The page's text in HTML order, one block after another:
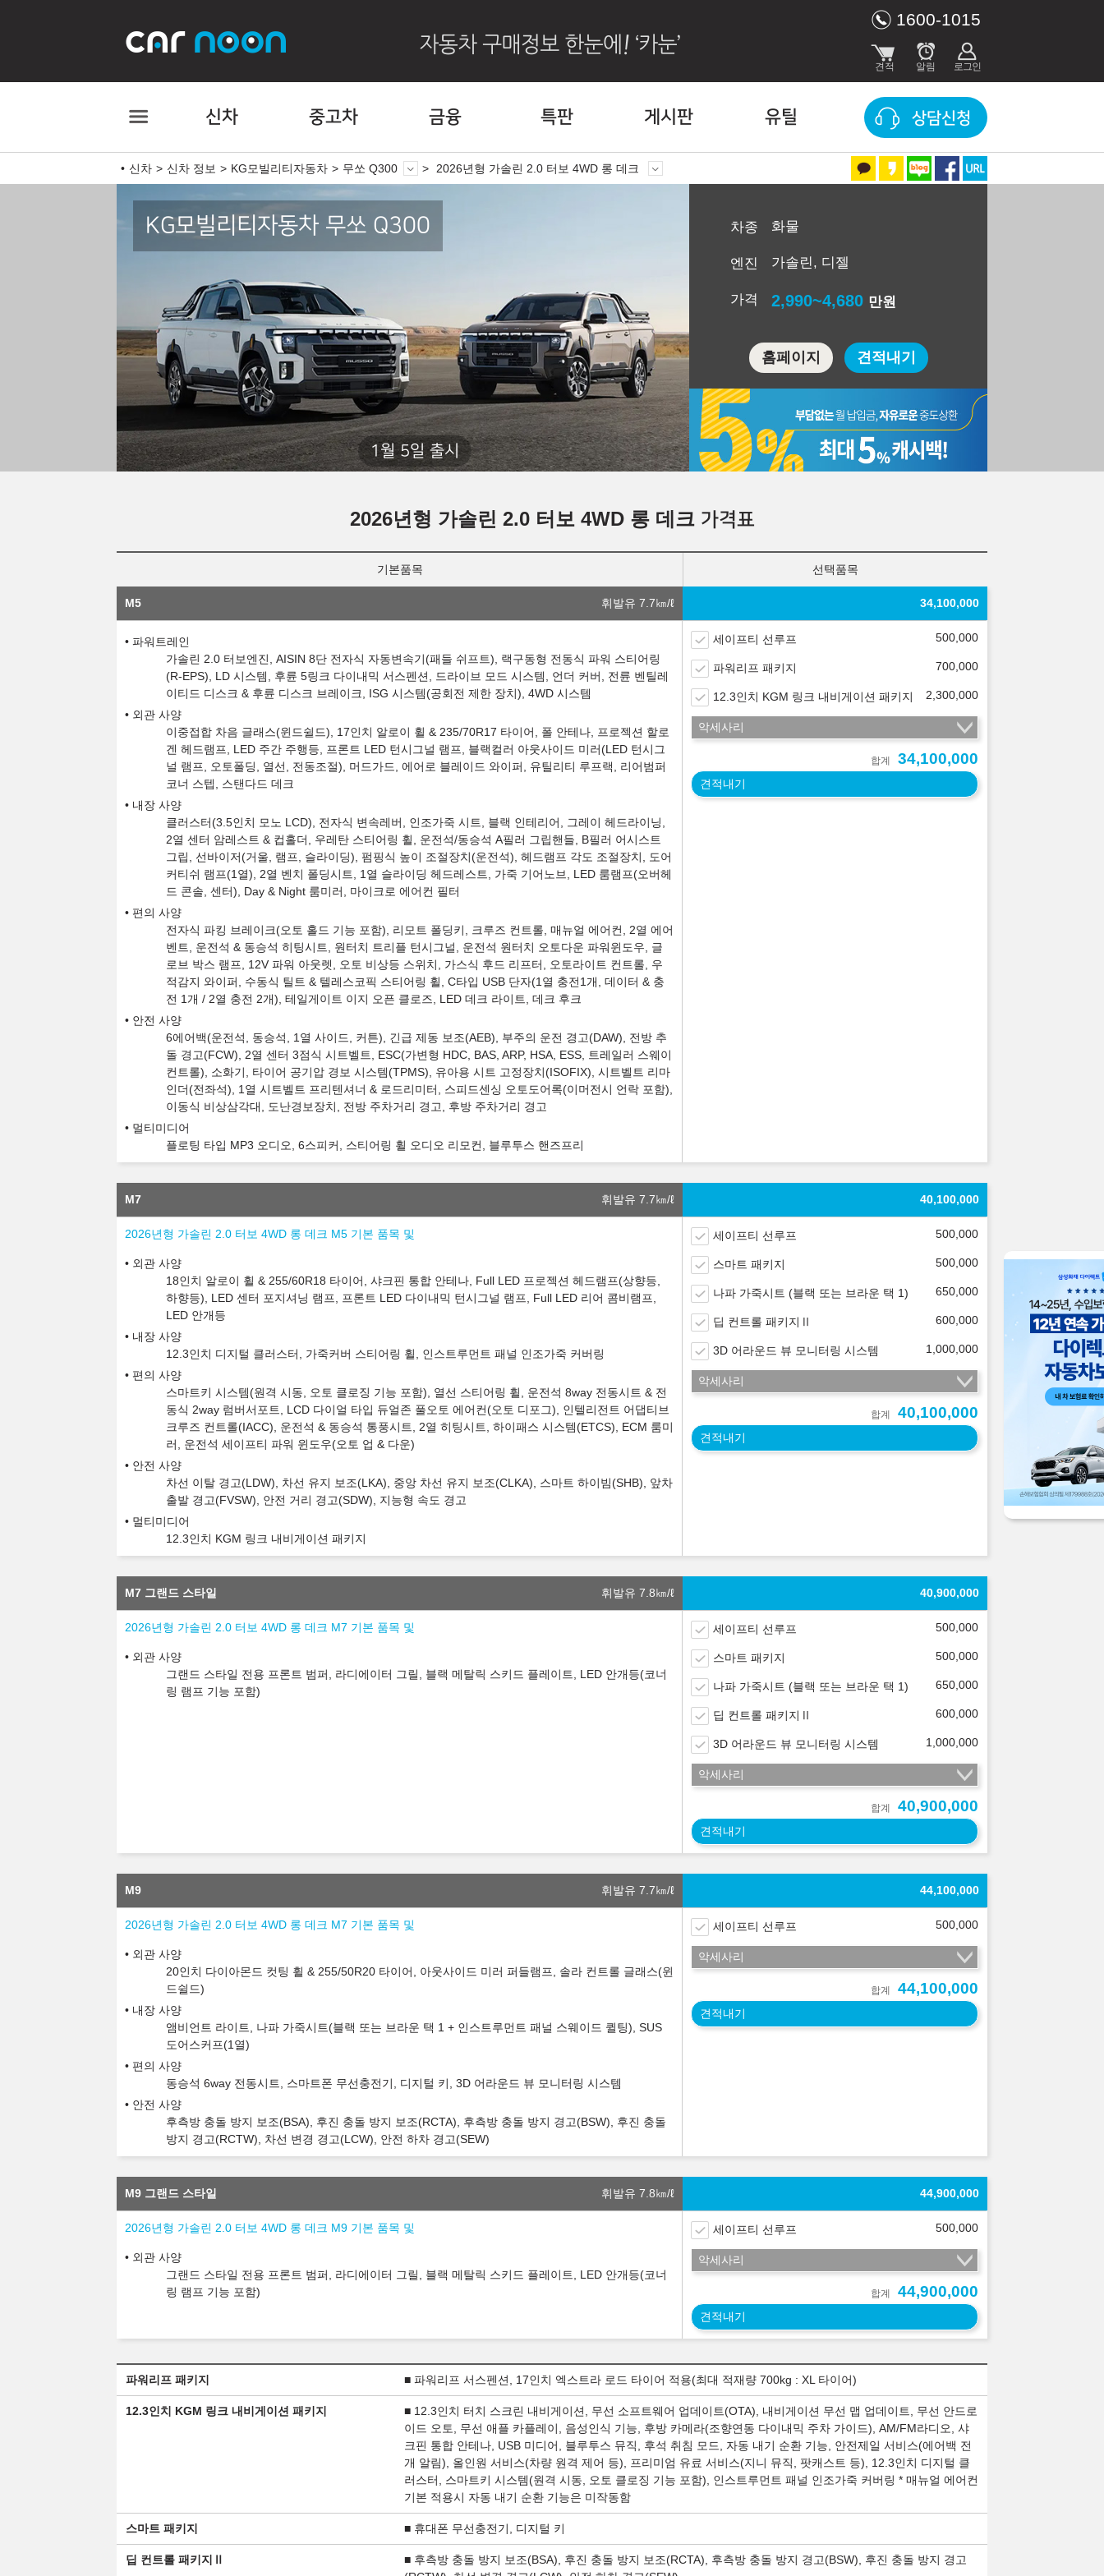
1600-1015
신차 중고차 금융 특판 게시판 유틸 상담신청
신차 신차 정보 KG모빌리티자동차 무쏘 Q300 2026년형 가솔린 2.0 터보 4WD 롱 데크
KG모빌리티자동차 무쏘 Q300
1월 5일 출시
차종 화물
엔진 가솔린, 디젤
가격 2,990~4,680 만원
홈페이지 견적내기
2026년형 가솔린 2.0 터보 4WD 롱 데크가격표
기본품목 선택품목
M5 휘발유 7.7㎞/ℓ 34,100,000
파워트레인
가솔린 2.0 터보엔진, AISIN 8단 전자식 자동변속기(패들 쉬프트), 랙구동형 전동식 파워 스티어링
(R-EPS), LD 시스템, 후륜 5링크 다이내믹 서스펜션, 드라이브 모드 시스템, 언더 커버, 전륜 벤틸레
이티드 디스크 & 후륜 디스크 브레이크, ISG 시스템(공회전 제한 장치), 4WD 시스템
외관 사양
이중접합 차음 글래스(윈드쉴드), 17인치 알로이 휠 & 235/70R17 타이어, 폴 안테나, 프로젝션 할로
겐 헤드램프, LED 주간 주행등, 프론트 LED 턴시그널 램프, 블랙컬러 아웃사이드 미러(LED 턴시그
널 램프, 오토폴딩, 열선, 전동조절), 머드가드, 에어로 블레이드 와이퍼, 유틸리티 루프랙, 리어범퍼
코너 스텝, 스탠다드 데크
내장 사양
클러스터(3.5인치 모노 LCD), 전자식 변속레버, 인조가죽 시트, 블랙 인테리어, 그레이 헤드라이닝,
2열 센터 암레스트 & 컵홀더, 우레탄 스티어링 휠, 운전석/동승석 A필러 그립핸들, B필러 어시스트
그립, 선바이저(거울, 램프, 슬라이딩), 펌핑식 높이 조절장치(운전석), 헤드램프 각도 조절장치, 도어
커티쉬 램프(1열), 2열 벤치 폴딩시트, 1열 슬라이딩 헤드레스트, 가죽 기어노브, LED 룸램프(오버헤
드 콘솔, 센터), Day & Night 룸미러, 마이크로 에어컨 필터
편의 사양
전자식 파킹 브레이크(오토 홀드 기능 포함), 리모트 폴딩키, 크루즈 컨트롤, 매뉴얼 에어컨, 2열 에어
벤트, 운전석 & 동승석 히팅시트, 원터치 트리플 턴시그널, 운전석 원터치 오토다운 파워윈도우, 글
로브 박스 램프, 12V 파워 아웃렛, 오토 비상등 스위치, 가스식 후드 리프터, 오토라이트 컨트롤, 우
적감지 와이퍼, 수동식 틸트 & 텔레스코픽 스티어링 휠, C타입 USB 단자(1열 충전1개, 데이터 & 충
전 1개 / 2열 충전 2개), 테일게이트 이지 오픈 클로즈, LED 데크 라이트, 데크 후크
안전 사양
6에어백(운전석, 동승석, 1열 사이드, 커튼), 긴급 제동 보조(AEB), 부주의 운전 경고(DAW), 전방 추
돌 경고(FCW), 2열 센터 3점식 시트벨트, ESC(가변형 HDC, BAS, ARP, HSA, ESS, 트레일러 스웨이
컨트롤), 소화기, 타이어 공기압 경보 시스템(TPMS), 유아용 시트 고정장치(ISOFIX), 시트벨트 리마
인더(전좌석), 1열 시트벨트 프리텐셔너 & 로드리미터, 스피드센싱 오토도어록(이머전시 언락 포함),
이동식 비상삼각대, 도난경보장치, 전방 주차거리 경고, 후방 주차거리 경고
멀티미디어
플로팅 타입 MP3 오디오, 6스피커, 스티어링 휠 오디오 리모컨, 블루투스 핸즈프리
세이프티 선루프 500,000
파워리프 패키지 700,000
12.3인치 KGM 링크 내비게이션 패키지 2,300,000
악세사리
합계 34,100,000
견적내기
M7 휘발유 7.7㎞/ℓ 40,100,000
2026년형 가솔린 2.0 터보 4WD 롱 데크 M5 기본 품목 및
외관 사양
18인치 알로이 휠 & 255/60R18 타이어, 샤크핀 통합 안테나, Full LED 프로젝션 헤드램프(상향등,
하향등), LED 센터 포지셔닝 램프, 프론트 LED 다이내믹 턴시그널 램프, Full LED 리어 콤비램프,
LED 안개등
내장 사양
12.3인치 디지털 클러스터, 가죽커버 스티어링 휠, 인스트루먼트 패널 인조가죽 커버링
편의 사양
스마트키 시스템(원격 시동, 오토 클로징 기능 포함), 열선 스티어링 휠, 운전석 8way 전동시트 & 전
동식 2way 럼버서포트, LCD 다이얼 타입 듀얼존 풀오토 에어컨(오토 디포그), 인텔리전트 어댑티브
크루즈 컨트롤(IACC), 운전석 & 동승석 통풍시트, 2열 히팅시트, 하이패스 시스템(ETCS), ECM 룸미
러, 운전석 세이프티 파워 윈도우(오토 업 & 다운)
안전 사양
차선 이탈 경고(LDW), 차선 유지 보조(LKA), 중앙 차선 유지 보조(CLKA), 스마트 하이빔(SHB), 앞차
출발 경고(FVSW), 안전 거리 경고(SDW), 지능형 속도 경고
멀티미디어
12.3인치 KGM 링크 내비게이션 패키지
세이프티 선루프 500,000
스마트 패키지 500,000
나파 가죽시트 (블랙 또는 브라운 택 1) 650,000
딥 컨트롤 패키지Ⅱ 600,000
3D 어라운드 뷰 모니터링 시스템 1,000,000
악세사리
합계 40,100,000
견적내기
M7 그랜드 스타일 휘발유 7.8㎞/ℓ 40,900,000
2026년형 가솔린 2.0 터보 4WD 롱 데크 M7 기본 품목 및
외관 사양
그랜드 스타일 전용 프론트 범퍼, 라디에이터 그릴, 블랙 메탈릭 스키드 플레이트, LED 안개등(코너
링 램프 기능 포함)
세이프티 선루프 500,000
스마트 패키지 500,000
나파 가죽시트 (블랙 또는 브라운 택 1) 650,000
딥 컨트롤 패키지Ⅱ 600,000
3D 어라운드 뷰 모니터링 시스템 1,000,000
악세사리
합계 40,900,000
견적내기
M9 휘발유 7.7㎞/ℓ 44,100,000
2026년형 가솔린 2.0 터보 4WD 롱 데크 M7 기본 품목 및
외관 사양
20인치 다이아몬드 컷팅 휠 & 255/50R20 타이어, 아웃사이드 미러 퍼들램프, 솔라 컨트롤 글래스(윈
드쉴드)
내장 사양
앰비언트 라이트, 나파 가죽시트(블랙 또는 브라운 택 1 + 인스트루먼트 패널 스웨이드 퀼팅), SUS
도어스커프(1열)
편의 사양
동승석 6way 전동시트, 스마트폰 무선충전기, 디지털 키, 3D 어라운드 뷰 모니터링 시스템
안전 사양
후측방 충돌 방지 보조(BSA), 후진 충돌 방지 보조(RCTA), 후측방 충돌 방지 경고(BSW), 후진 충돌
방지 경고(RCTW), 차선 변경 경고(LCW), 안전 하차 경고(SEW)
세이프티 선루프 500,000
악세사리
합계 44,100,000
견적내기
M9 그랜드 스타일 휘발유 7.8㎞/ℓ 44,900,000
2026년형 가솔린 2.0 터보 4WD 롱 데크 M9 기본 품목 및
외관 사양
그랜드 스타일 전용 프론트 범퍼, 라디에이터 그릴, 블랙 메탈릭 스키드 플레이트, LED 안개등(코너
링 램프 기능 포함)
세이프티 선루프 500,000
악세사리
합계 44,900,000
견적내기
파워리프 패키지 ■ 파워리프 서스펜션, 17인치 엑스트라 로드 타이어 적용(최대 적재량 700kg : XL 타이어)
12.3인치 KGM 링크 내비게이션 패키지
■ 12.3인치 터치 스크린 내비게이션, 무선 소프트웨어 업데이트(OTA), 내비게이션 무선 맵 업데이트, 무선 안드로
이드 오토, 무선 애플 카플레이, 음성인식 기능, 후방 카메라(조향연동 다이내믹 주차 가이드), AM/FM라디오, 샤
크핀 통합 안테나, USB 미디어, 블루투스 뮤직, 후석 취침 모드, 자동 내기 순환 기능, 안전제일 서비스(에어백 전
개 알림), 올인원 서비스(차량 원격 제어 등), 프리미엄 유료 서비스(지니 뮤직, 팟캐스트 등), 12.3인치 디지털 클
러스터, 스마트키 시스템(원격 시동, 오토 클로징 기능 포함), 인스트루먼트 패널 인조가죽 커버링 * 매뉴얼 에어컨
기본 적용시 자동 내기 순환 기능은 미작동함
스마트 패키지 ■ 휴대폰 무선충전기, 디지털 키
딥 컨트롤 패키지Ⅱ
■ 후측방 충돌 방지 보조(BSA), 후진 충돌 방지 보조(RCTA), 후측방 충돌 방지 경고(BSW), 후진 충돌 방지 경고